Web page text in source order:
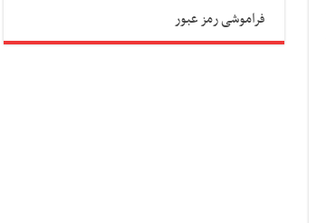
فراموشی رمز عبور